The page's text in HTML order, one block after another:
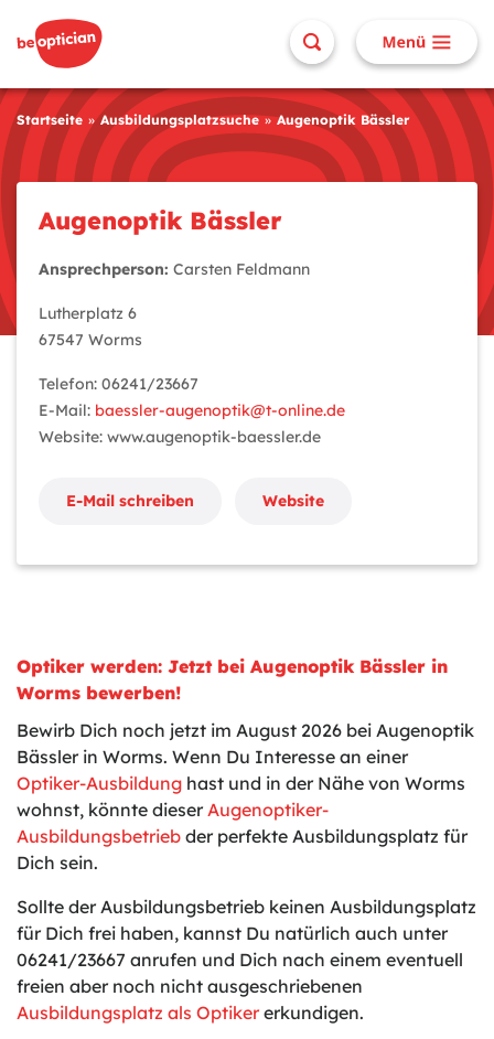
Startseite Ausbildungsplatzsuche Augenoptik Bässler
Augenoptik Bässler
Ansprechperson: Carsten Feldmann
Lutherplatz 6
67547 Worms
Telefon: 06241/23667
E-Mail: baessler-augenoptik@t-online.de
Website: www.augenoptik-baessler.de
E-Mail schreiben Website
Optiker werden: Jetzt bei Augenoptik Bässler in
Worms bewerben!
Bewirb Dich noch jetzt im August 2026 bei Augenoptik
Bässler in Worms. Wenn Du Interesse an einer
Optiker-Ausbildung hast und in der Nähe von Worms
wohnst, könnte dieser Augenoptiker-
Ausbildungsbetrieb der perfekte Ausbildungsplatz für
Dich sein.
Sollte der Ausbildungsbetrieb keinen Ausbildungsplatz
für Dich frei haben, kannst Du natürlich auch unter
06241/23667 anrufen und Dich nach einem eventuell
freien aber noch nicht ausgeschriebenen
Ausbildungsplatz als Optiker erkundigen.